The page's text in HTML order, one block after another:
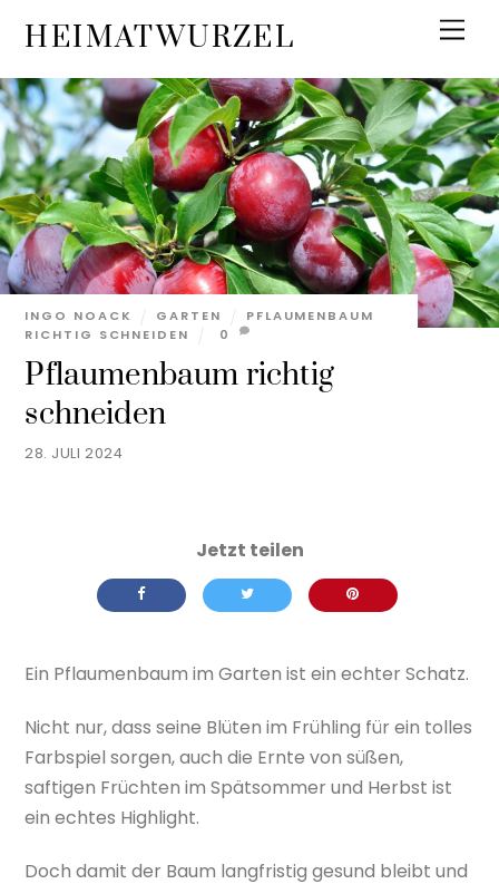
content
HEIMATWURZEL
28. JULI 2024
Pflaumenbaum richtig
schneiden
INGO NOACK GARTEN
PFLAUMENBAUM
RICHTIG SCHNEIDEN
0
Ein Pflaumenbaum im Garten ist ein echter Schatz.
Nicht nur, dass seine Blüten im Frühling für ein tolles
Farbspiel sorgen, auch die Ernte von süßen,
saftigen Früchten im Spätsommer und Herbst ist
ein echtes Highlight.
Doch damit der Baum langfristig gesund bleibt und